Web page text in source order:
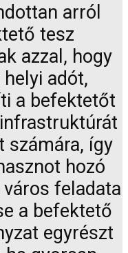
arról
tesz
azzal, hogy
adót,
a befektetőt
számára, így
hozó
feladata
a befektető
egyrészt